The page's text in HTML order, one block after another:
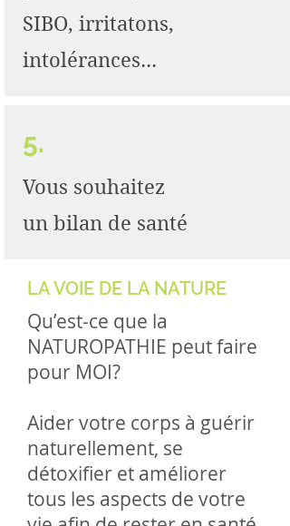
SIBO, irritatons,
intolérances...
5.
Vous souhaitez
un bilan de santé
LA VOIE DE LA NATURE
Qu’est-ce que la
NATUROPATHIE peut faire
pour MOI?
Aider votre corps à guérir
naturellement, se
détoxifier et améliorer
tous les aspects de votre